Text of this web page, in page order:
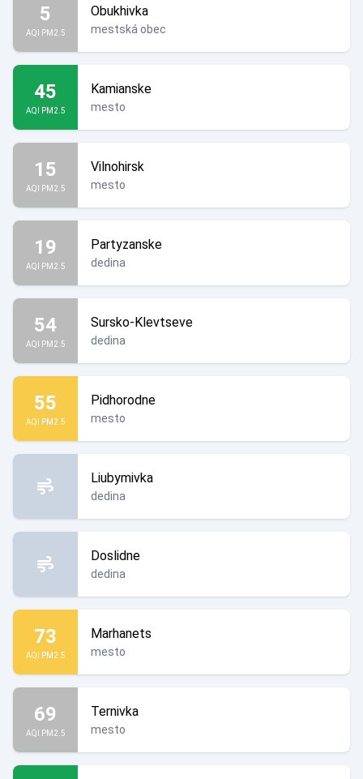
5
AQI PM2.5
Obukhivka
mestská obec
45
AQI PM2.5
Kamianske
mesto
15
AQI PM2.5
Vilnohirsk
mesto
19
AQI PM2.5
Partyzanske
dedina
54
AQI PM2.5
Sursko-Klevtseve
dedina
55
AQI PM2.5
Pidhorodne
mesto
Liubymivka
dedina
Doslidne
dedina
73
AQI PM2.5
Marhanets
mesto
69
AQI PM2.5
Ternivka
mesto